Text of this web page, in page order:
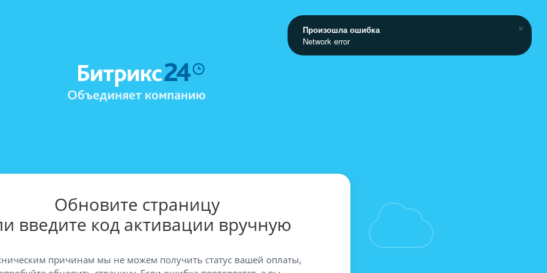
Обновите страницу
введите код активации вручную
причинам мы не можем получить статус вашей оплаты,
Произошла ошибка
Network error